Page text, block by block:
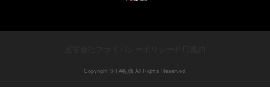
Copyright ©︎IFA転職 All Rights Reserved.